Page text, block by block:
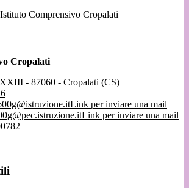
Istituto Comprensivo Cropalati
Cropalati
- 87060 - Cropalati (CS)
Link per inviare una mail
Link per inviare una mail